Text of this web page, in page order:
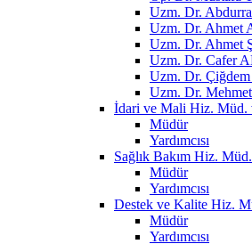
Uzm. Dr.
Uzm. Dr. Ahmet
Uzm. Dr. Ahmet
Uzm. Dr. Cafer
Uzm. Dr.
Uzm. Dr.
İdari ve Mali Hiz. Müd.
Müdür
Yardımcısı
Sağlık Bakım Hiz.
Müdür
Yardımcısı
Destek ve Kalite Hiz.
Müdür
Yardımcısı